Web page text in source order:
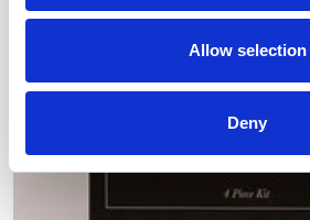
Allow selection
Deny